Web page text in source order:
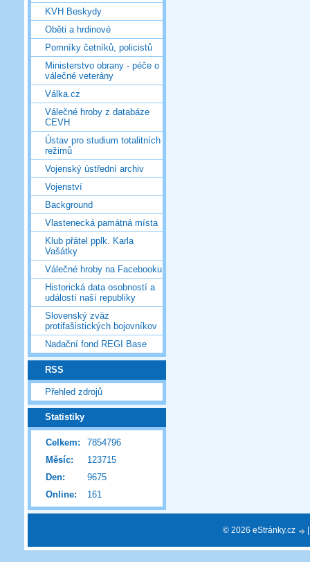
KVH Beskydy
Oběti a hrdinové
Pomníky četníků, policistů
Ministerstvo obrany - péče o
válečné veterány
Válka.cz
Válečné hroby z databáze
CEVH
Ústav pro studium totalitních
režimů
Vojenský ústřední archiv
Vojenství
Background
Vlastenecká památná místa
Klub přátel pplk. Karla
Vašátky
Válečné hroby na Facebooku
Historická data osobností a
událostí naší republiky
Slovenský zväz
protifašistických bojovníkov
Nadační fond REGI Base
RSS
Přehled zdrojů
Statistiky
Online: 161
Celkem:
7854796
Měsíc:
123715
Den:
9675
© 2026 eStránky.cz